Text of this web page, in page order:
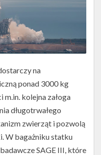
na
ponad 3000 kg
m.in. kolejna załoga
długotrwałego
zwierząt i pozwolą
W bagażniku statku
SAGE III, które